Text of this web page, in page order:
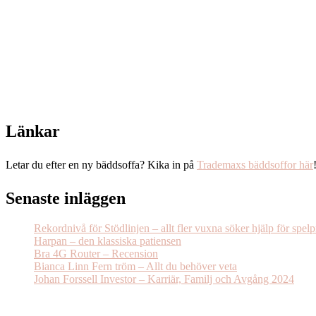
Länkar
Letar du efter en ny bäddsoffa? Kika in på Trademaxs bäddsoffor här!
Senaste inläggen
Rekordnivå för Stödlinjen – allt fler vuxna söker hjälp för
Harpan – den klassiska patiensen
Bra 4G Router – Recension
Bianca Linn Fern tröm – Allt du behöver veta
Johan Forssell Investor – Karriär, Familj och Avgång 2024